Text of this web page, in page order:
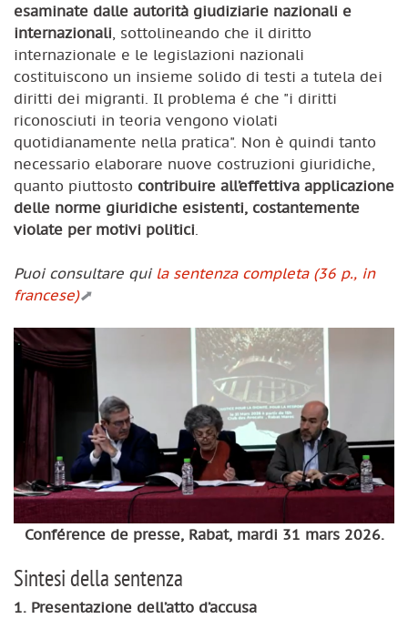
esaminate dalle autorità giudiziarie nazionali e
internazionali , sottolineando che il diritto
internazionale e le legislazioni nazionali
costituiscono un insieme solido di testi a tutela dei
diritti dei migranti. Il problema é che "i diritti
riconosciuti in teoria vengono violati
quotidianamente nella pratica". Non è quindi tanto
necessario elaborare nuove costruzioni giuridiche,
quanto piuttosto contribuire all’effettiva applicazione
delle norme giuridiche esistenti, costantemente
violate per motivi politici
Puoi consultare qui la sentenza completa (36 p., in
francese)
Conférence de presse, Rabat, mardi 31 mars 2026.
Sintesi della sentenza
1. Presentazione dell’atto d’accusa